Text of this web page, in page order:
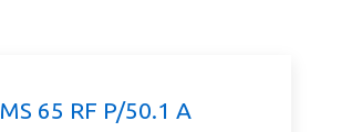
MS 65 RF P/50.1 A